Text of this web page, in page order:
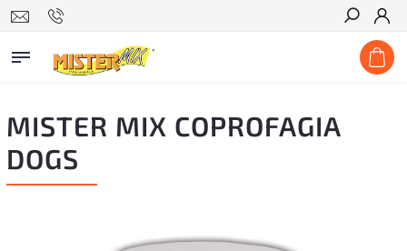
Hľadať
MISTER MIX COPROFAGIA
DOGS